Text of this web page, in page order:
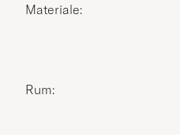
Materiale:
Rum: